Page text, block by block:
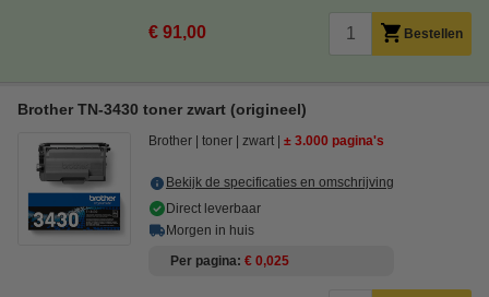
€ 91,00 Bestellen
Brother TN-3430 toner zwart (origineel)
Brother toner zwart ± 3.000 pagina's
Bekijk de specificaties en omschrijving
Direct leverbaar
Morgen in huis
Per pagina € 0,025